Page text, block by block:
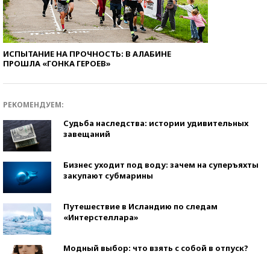
ИСПЫТАНИЕ НА ПРОЧНОСТЬ: В АЛАБИНЕ
ПРОШЛА «ГОНКА ГЕРОЕВ»
РЕКОМЕНДУЕМ:
Судьба наследства: истории удивительных
завещаний
Бизнес уходит под воду: зачем на суперъяхты
закупают субмарины
Путешествие в Исландию по следам
«Интерстеллара»
Модный выбор: что взять с собой в отпуск?